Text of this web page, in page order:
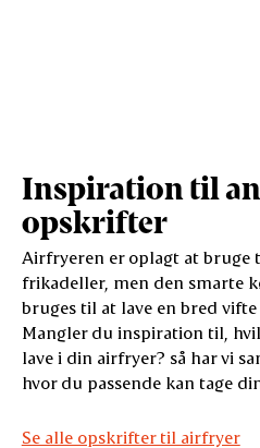
Inspiration til
opskrifter
Airfryeren er oplagt at bruge
frikadeller, men den smarte
bruges til at lave en bred
Mangler du inspiration til,
lave i din airfryer? så har vi
hvor du passende kan tage
Se alle opskrifter til airfryer